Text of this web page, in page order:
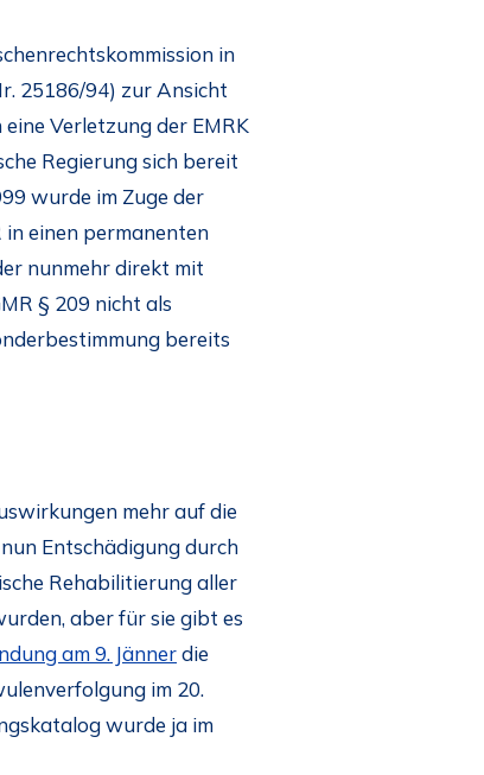
in
25186/94) zur Ansicht
Verletzung der EMRK
Regierung sich bereit
wurde im Zuge der
in einen permanenten
nunmehr direkt mit
§ 209 nicht als
bereits
mehr auf die
Entschädigung durch
Rehabilitierung aller
aber für sie gibt es
am 9. Jännerdie
im 20.
wurde ja im